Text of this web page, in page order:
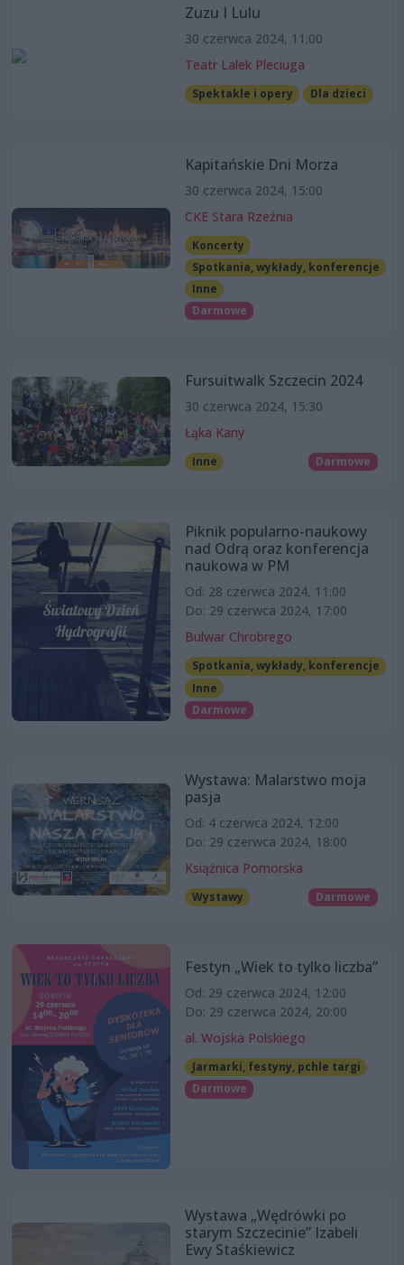
Zuzu I Lulu
30 czerwca 2024, 11:00
Teatr Lalek Pleciuga
Spektakle i opery Dla dzieci
Kapitańskie Dni Morza
30 czerwca 2024, 15:00
CKE Stara Rzeźnia
Koncerty
Spotkania, wykłady, konferencje
Inne
Darmowe
Fursuitwalk Szczecin 2024
30 czerwca 2024, 15:30
Łąka Kany
Inne Darmowe
Piknik popularno-naukowy
nad Odrą oraz konferencja
naukowa w PM
Od: 28 czerwca 2024, 11:00
Do: 29 czerwca 2024, 17:00
Bulwar Chrobrego
Spotkania, wykłady, konferencje
Inne
Darmowe
Wystawa: Malarstwo moja
pasja
Od: 4 czerwca 2024, 12:00
Do: 29 czerwca 2024, 18:00
Książnica Pomorska
Wystawy Darmowe
Festyn „Wiek to tylko liczba”
Od: 29 czerwca 2024, 12:00
Do: 29 czerwca 2024, 20:00
al. Wojska Polskiego
Jarmarki, festyny, pchle targi
Darmowe
Wystawa „Wędrówki po
starym Szczecinie” Izabeli
Ewy Staśkiewicz